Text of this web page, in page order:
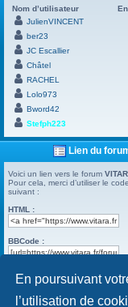
En poursuivant
l’utilisation de
Nom d’utilisateur
JulienVINCENT
ber23
JC Escallier
Châtel
RACHEL
Lolo973
Bword42
Stefph223
Lien du
Voici un lien vers le forum
Pour cela, merci d’utiliser le
suivant :
HTML :
BBCode :
Powered by